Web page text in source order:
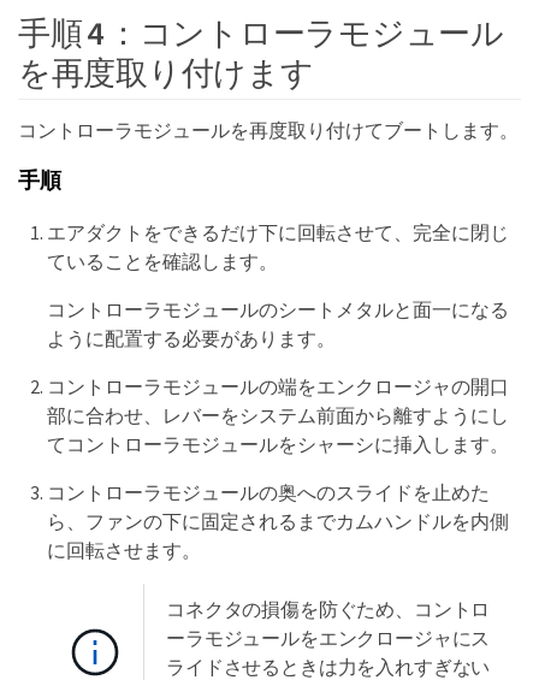
手順 4 ：コントローラモジュール
を再度取り付けます
コントローラモジュールを再度取り付けてブートします。
手順
エアダクトをできるだけ下に回転させて、完全に閉じ
ていることを確認します。
コントローラモジュールのシートメタルと面一になる
ように配置する必要があります。
コントローラモジュールの端をエンクロージャの開口
部に合わせ、レバーをシステム前面から離すようにし
てコントローラモジュールをシャーシに挿入します。
コントローラモジュールの奥へのスライドを止めた
ら、ファンの下に固定されるまでカムハンドルを内側
に回転させます。
コネクタの損傷を防ぐため、コントロ
ーラモジュールをエンクロージャにス
ライドさせるときは力を入れすぎない